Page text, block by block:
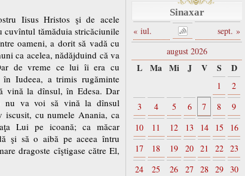
Sinaxar
« iul.
sept. »
august 2026
L Ma Mi J V S D
1
2
3
4 5 6 7 8
9
10
11 12 13 14 15
16
17
18 19 20 21 22
23
24
25 26 27 28 29
30
Iisus Hristos şi de acele
cuvîntul tămăduia stricăciunile
oameni, a dorit să vadă cu
ca acelea, nădăjduind că va
de vreme ce lui îi era cu
Iudeea, a trimis rugăminte
vină la dînsul, în Edesa. Dar
nu va voi să vină la dînsul
cu numele Anania, ca
Lui pe icoană; ca măcar
şi să o aibă pe aceea întru
dragoste cîştigase către El,